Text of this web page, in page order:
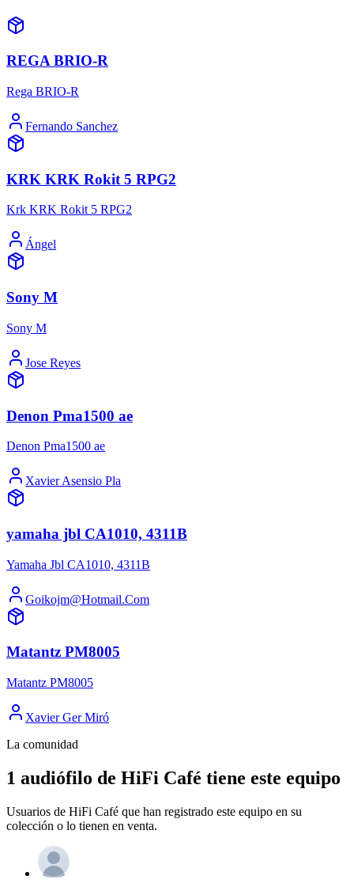
REGA BRIO-R
Rega BRIO-R
Fernando Sanchez
KRK KRK Rokit 5 RPG2
Krk KRK Rokit 5 RPG2
Ángel
Sony M
Sony M
Jose Reyes
Denon Pma1500 ae
Denon Pma1500 ae
Xavier Asensio Pla
yamaha jbl CA1010, 4311B
Yamaha Jbl CA1010, 4311B
Goikojm@Hotmail.Com
Matantz PM8005
Matantz PM8005
Xavier Ger Miró
La comunidad
1 audiófilo de HiFi Café tiene este equipo
Usuarios de HiFi Café que han registrado este equipo en su
colección o lo tienen en venta.